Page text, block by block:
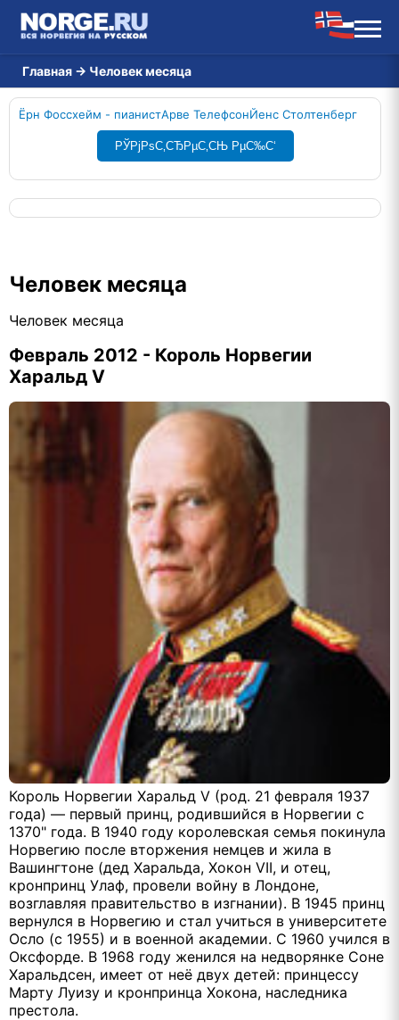
Главная → Человек месяца
Ёрн Фоссхейм - пианистАрве ТелефсонЙенс Столтенберг
РЎРјРѕС‚СЂРµС‚СЊ РµС‰С‘
Человек месяца
Человек месяца
Февраль 2012 - Король Норвегии
Харальд V
Король Норвегии Харальд V (род. 21 февраля 1937
года) — первый принц, родившийся в Норвегии с
1370" года. В 1940 году королевская семья покинула
Норвегию после вторжения немцев и жила в
Вашингтоне (дед Харальда, Хокон VII, и отец,
кронпринц Улаф, провели войну в Лондоне,
возглавляя правительство в изгнании). В 1945 принц
вернулся в Норвегию и стал учиться в университете
Осло (с 1955) и в военной академии. С 1960 учился в
Оксфорде. В 1968 году женился на недворянке Соне
Харальдсен, имеет от неё двух детей: принцессу
Марту Луизу и кронпринца Хокона, наследника
престола.